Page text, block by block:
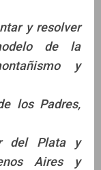
y resolver
de la
y
los Padres,
del Plata y
Aires y